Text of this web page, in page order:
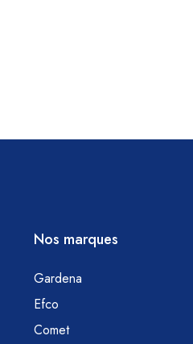
Nos marques
Gardena
Efco
Comet